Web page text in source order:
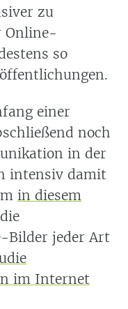
zu
Online-
so
einer
noch
in der
intensiv damit
in diesem
Bilder jeder Art
im Internet